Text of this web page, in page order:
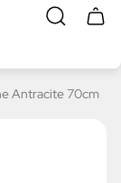
Antracite 70cm